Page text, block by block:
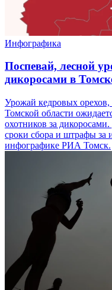
Инфографика
Поспевай, лесной
дикоросами в
Урожай кедровых
Томской области
охотников за
сроки сбора и штрафы за
инфографике РИА Томск.